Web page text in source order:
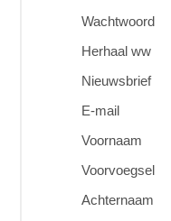
Wachtwoord
Herhaal ww
Nieuwsbrief
E-mail
Voornaam
Voorvoegsel
Achternaam